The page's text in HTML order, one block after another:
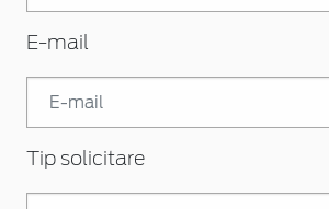
E-mail
Tip solicitare